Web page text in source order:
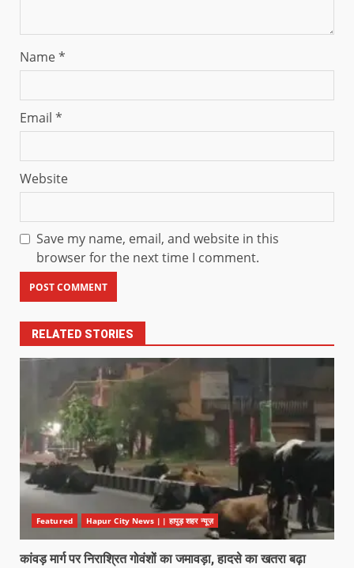
Name*
Email *
Website
Save my name, email, and website in this
browser for the next time I comment.
RELATED STORIES
Featured Hapur City News || हापुड़ शहर न्यूज़
कांवड़ मार्ग पर निराश्रित गोवंशों का जमावड़ा, हादसे का खतरा बढ़ा